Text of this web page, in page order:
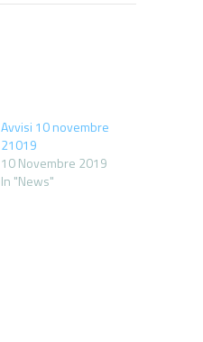
Avvisi 10 novembre
21019
10 Novembre 2019
In "News"